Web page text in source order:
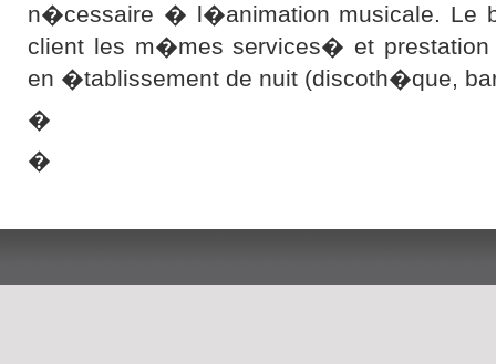
n�cessaire � l�animation musicale. Le
client les m�mes services� et
en �tablissement de nuit (discoth�que,
�
�